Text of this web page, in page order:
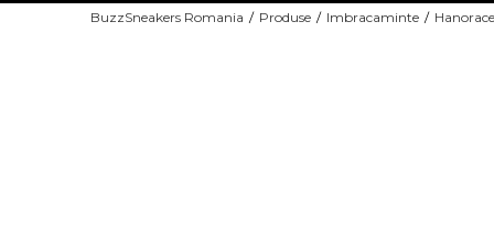
CUMPĂRĂ ACUM,
BuzzSneakers Romania Produse Imbracaminte Hanorace